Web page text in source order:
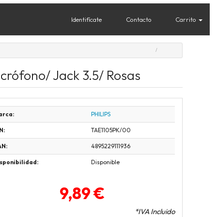
Identifícate Contacto Carrito
Jack 3.5/ Rosas
PHILIPS
TAE1105PK/00
4895229111936
Disponible
9,89 €
*IVA Incluido